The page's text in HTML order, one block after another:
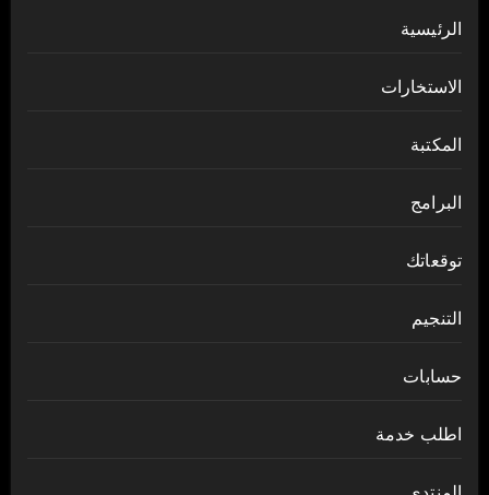
الرئيسية
الاستخارات
المكتبة
البرامج
توقعاتك
التنجيم
حسابات
اطلب خدمة